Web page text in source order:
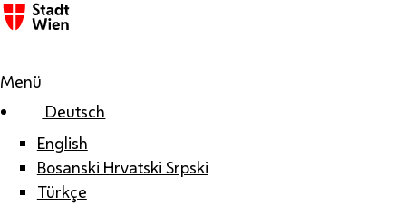
Zum Inhalt springen
Menü
Deutsch
English
Bosanski Hrvatski Srpski
Türkçe